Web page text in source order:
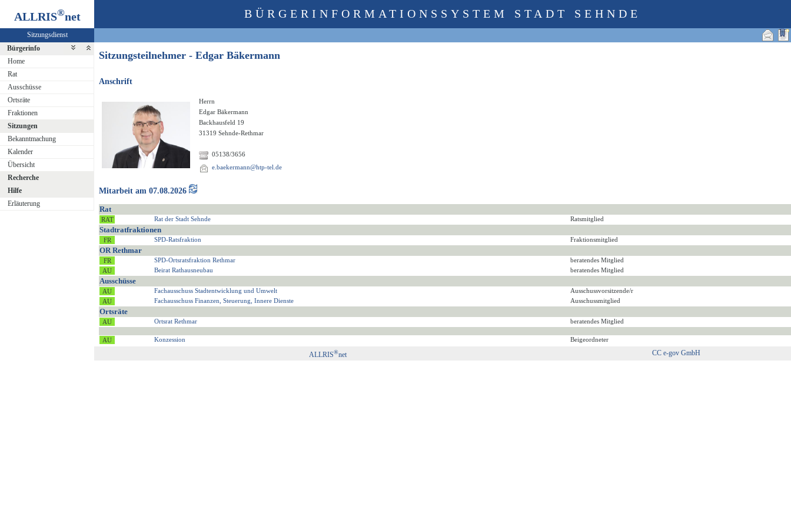
ALLRIS®net
Sitzungsdienst
Bürgerinfo
Home
Rat
Ausschüsse
Ortsräte
Fraktionen
Sitzungen
Bekanntmachung
Kalender
Übersicht
Recherche
Hilfe
Erläuterung
BÜRGERINFORMATIONSSYSTEM STADT SEHNDE
Sitzungsteilnehmer - Edgar Bäkermann
Anschrift
Herrn
Edgar Bäkermann
Backhausfeld 19
31319 Sehnde-Rethmar
05138/3656
e.baekermann@htp-tel.de
Mitarbeit am 07.08.2026
Rat
Rat der Stadt Sehnde Ratsmitglied
Stadtratfraktionen
SPD-Ratsfraktion Fraktionsmitglied
OR Rethmar
SPD-Ortsratsfraktion Rethmar
beratendes Mitglied
Beirat Rathausneubau
beratendes Mitglied
Ausschüsse
Fachausschuss Stadtentwicklung und Umwelt
Ausschussvorsitzende/r
Fachausschuss Finanzen, Steuerung, Innere Dienste
Ausschussmitglied
Ortsräte
Ortsrat Rethmar beratendes Mitglied
Konzession Beigeordneter
CC e-gov GmbH
ALLRIS®net